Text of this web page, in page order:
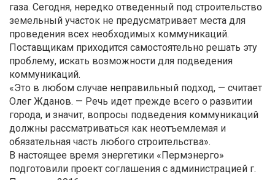
газа. Сегодня, нередко отведенный под строительство
земельный участок не предусматривает места для
проведения всех необходимых коммуникаций.
Поставщикам приходится самостоятельно решать эту
проблему, искать возможности для подведения
коммуникаций.
«Это в любом случае неправильный подход, — считает
Олег Жданов. — Речь идет прежде всего о развитии
города, и значит, вопросы подведения коммуникаций
должны рассматриваться как неотъемлемая и
обязательная часть любого строительства».
В настоящее время энергетики «Пермэнерго»
подготовили проект соглашения с администрацией г.